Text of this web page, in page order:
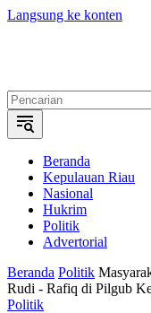
Langsung ke konten
Beranda
Kepulauan Riau
Nasional
Hukrim
Politik
Advertorial
Beranda Politik
Rudi - Rafiq di Pilgub
Politik